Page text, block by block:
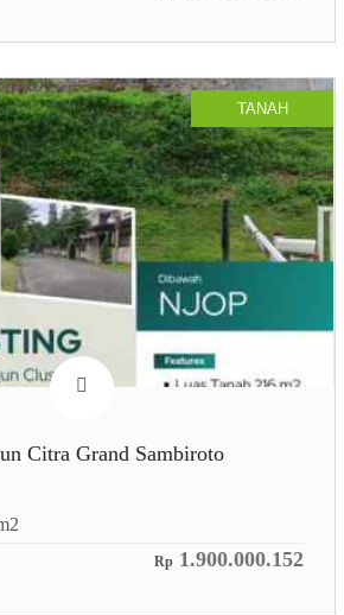
TANAH
Citra Grand Sambiroto
Rp 1.900.000.152